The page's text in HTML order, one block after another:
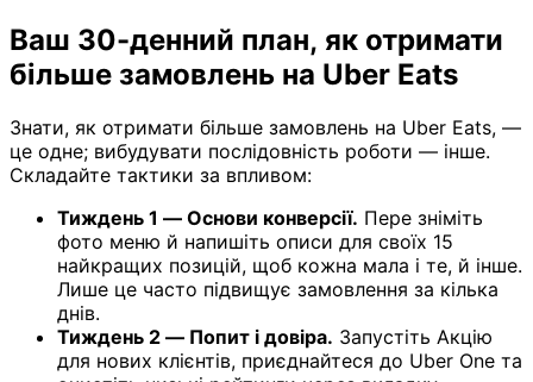
Ваш 30-денний план, як отримати
більше замовлень на Uber Eats
Знати, як отримати більше замовлень на Uber Eats, —
це одне; вибудувати послідовність роботи — інше.
Складайте тактики за впливом:
Тиждень 1 — Основи конверсії. Пере зніміть
фото меню й напишіть описи для своїх 15
найкращих позицій, щоб кожна мала і те, й інше.
Лише це часто підвищує замовлення за кілька
днів.
Тиждень 2 — Попит і довіра. Запустіть Акцію
для нових клієнтів, приєднайтеся до Uber One та